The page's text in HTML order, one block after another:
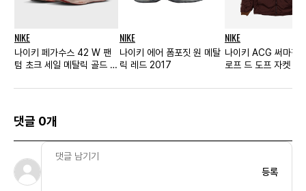
NIKE
나이키 페가수스 42 W 팬
텀 초크 세일 메탈릭 골드 그
NIKE
나이키 에어 폼포짓 원 메탈
릭 레드 2017
NIKE
나이키 ACG 써마핏
로프 드 도프 자켓 브
댓글 0개
등록